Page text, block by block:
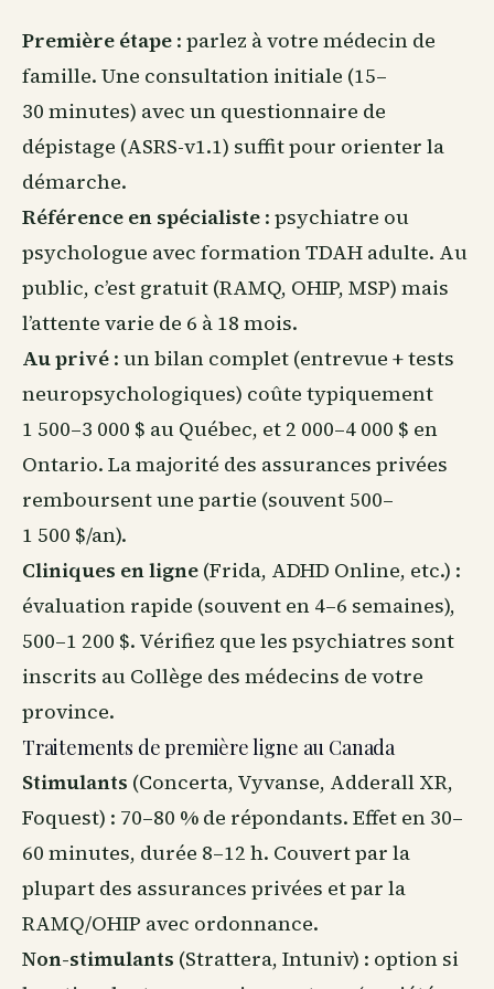
Première étape : parlez à votre médecin de
famille. Une consultation initiale (15–
30 minutes) avec un questionnaire de
dépistage (ASRS-v1.1) suffit pour orienter la
démarche.
Référence en spécialiste : psychiatre ou
psychologue avec formation TDAH adulte. Au
public, c’est gratuit (RAMQ, OHIP, MSP) mais
l’attente varie de 6 à 18 mois.
Au privé : un bilan complet (entrevue + tests
neuropsychologiques) coûte typiquement
1 500–3 000 $ au Québec, et 2 000–4 000 $ en
Ontario. La majorité des assurances privées
remboursent une partie (souvent 500–
1 500 $/an).
Cliniques en ligne (Frida, ADHD Online, etc.) :
évaluation rapide (souvent en 4–6 semaines),
500–1 200 $. Vérifiez que les psychiatres sont
inscrits au Collège des médecins de votre
province.
Traitements de première ligne au Canada
Stimulants (Concerta, Vyvanse, Adderall XR,
Foquest) : 70–80 % de répondants. Effet en 30–
60 minutes, durée 8–12 h. Couvert par la
plupart des assurances privées et par la
RAMQ/OHIP avec ordonnance.
Non-stimulants (Strattera, Intuniv) : option si